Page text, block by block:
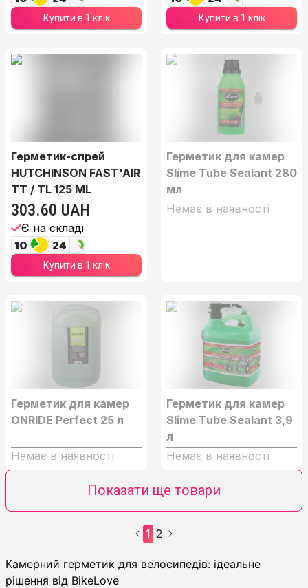
Купити в 1 клік Купити в 1 клік
Герметик-спрей
HUTCHINSON FAST'AIR
TT / TL 125 ML
303.60 UAH
Є на складі
10 24
Купити в 1 клік
Герметик для камер
Slime Tube Sealant 280
мл
Немає в наявності
Герметик для камер
ONRIDE Perfect 25 л
Немає в наявності
Герметик для камер
Slime Tube Sealant 3,9
л
Немає в наявності
Показати ще товари
1 2
Камерний герметик
Камерний герметик для велосипедів: ідеальне
рішення від BikeLove